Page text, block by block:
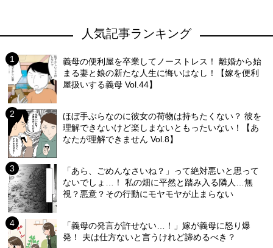
人気記事ランキング
義母の便利屋を卒業してノーストレス！ 離婚から始
まる妻と娘の新たな人生に悔いはなし！【嫁を便利
屋扱いする義母 Vol.44】
ほぼ手ぶらなのに彼女の荷物は持ちたくない？ 彼を
理解できないけど楽しまないともったいない！【あ
なたが理解できません Vol.8】
「あら、ごめんなさいね？」って絶対悪いと思って
ないでしょ…！ 私の畑に平然と踏み入る隣人…無
視？悪意？その行動にモヤモヤが止まらない
「義母の発言が許せない…！」嫁が義母に怒り爆
発！ 夫は仕方ないと言うけれど諦めるべき？